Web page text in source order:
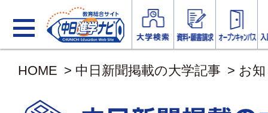
HOME > 中日新聞掲載の大学記事 > お